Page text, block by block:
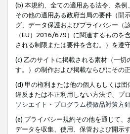
(b) 本規約、全ての適用ある法令、条
その他の適用ある政府当局の要件（開
グ、データ保護およびプライバシー（
（EU）2016/679）に関連するものを
される制限または要件を含む。）を遵
(c) 乙のサイトに掲載される素材（一
す。）の制作および掲載ならびにその
(d) 甲の権利または他の個人もしくは
違反または不正利用しない方法で、プ
ソシエイト・プログラム模倣品対策方
(e) プライバシー規約その他を通じて
データを収集、使用、保管および開示